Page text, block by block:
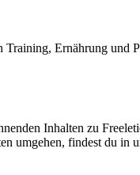
Training, Ernährung und
Inhalten zu
umgehen, findest du in